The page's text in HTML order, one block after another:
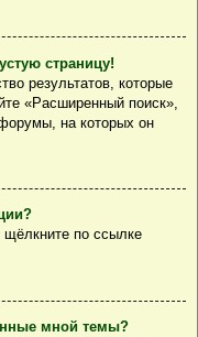
страницу!
результатов, которые
«Расширенный поиск»,
на которых он
щёлкните по ссылке
мной темы?